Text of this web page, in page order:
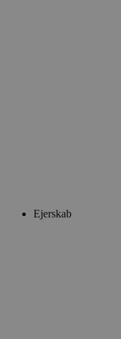
Ejerskab